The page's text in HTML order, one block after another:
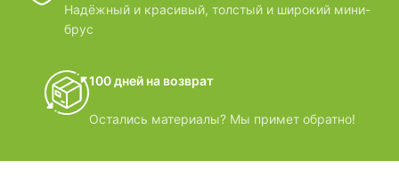
Надёжный и красивый, толстый и широкий мини-
брус
100 дней на возврат
Остались материалы? Мы примет обратно!